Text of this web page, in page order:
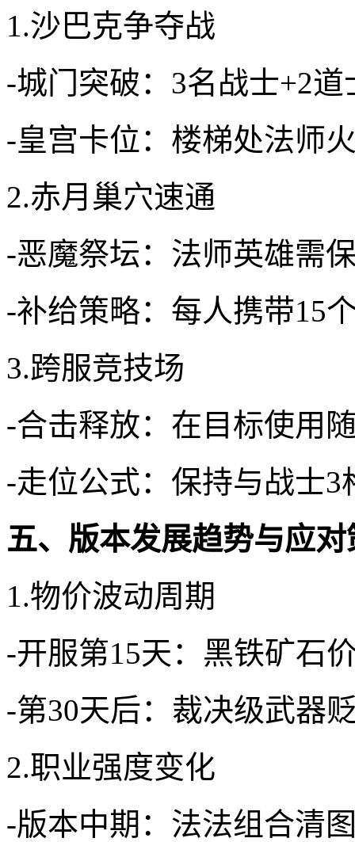
1.沙巴克争夺战
-城门突破：3名战士+2
-皇宫卡位：楼梯处法师
2.赤月巢穴速通
-恶魔祭坛：法师英雄需
-补给策略：每人携带15
3.跨服竞技场
-合击释放：在目标使用
-走位公式：保持与战士
五、版本发展趋势与应对
1.物价波动周期
-开服第15天：黑铁矿石
-第30天后：裁决级武器
2.职业强度变化
-版本中期：法法组合清